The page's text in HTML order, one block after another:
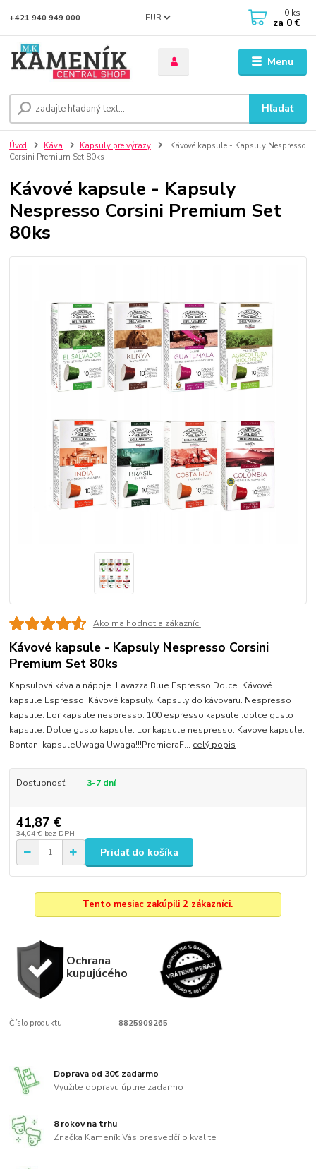
Menu
EUR
Hľadať
+421 940 949 000 0 ks
za 0 €
Úvod Káva Kapsuly pre výrazy
Kávové kapsule - Kapsuly Nespresso
Corsini Premium Set 80ks
Kávové kapsule - Kapsuly
Nespresso Corsini Premium Set
80ks
Ako ma hodnotia zákazníci
Kávové kapsule - Kapsuly Nespresso Corsini
Premium Set 80ks
Kapsulová káva a nápoje. Lavazza Blue Espresso Dolce. Kávové
kapsule Espresso. Kávové kapsuly. Kapsuly do kávovaru. Nespresso
kapsule. Lor kapsule nespresso. 100 espresso kapsule .dolce gusto
kapsule. Dolce gusto kapsule. Lor kapsule nespresso. Kavove kapsule.
Bontani kapsuleUwaga Uwaga!!!PremieraF... celý popis
Dostupnosť 3-7 dní
41,87 €
34,04 € bez DPH
Pridať do košíka
Tento mesiac zakúpili 2 zákazníci.
Ochrana
kupujúcého
Číslo produktu: 8825909265
Doprava od 30€ zadarmo
Využite dopravu úplne zadarmo
8 rokov na trhu
Značka Kameník Vás presvedčí o kvalite